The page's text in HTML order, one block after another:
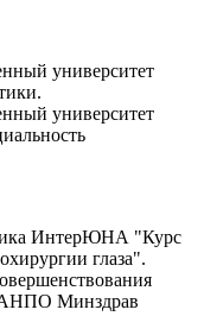
университет
университет
ИнтерЮНА "Курс
глаза".
Минздрав